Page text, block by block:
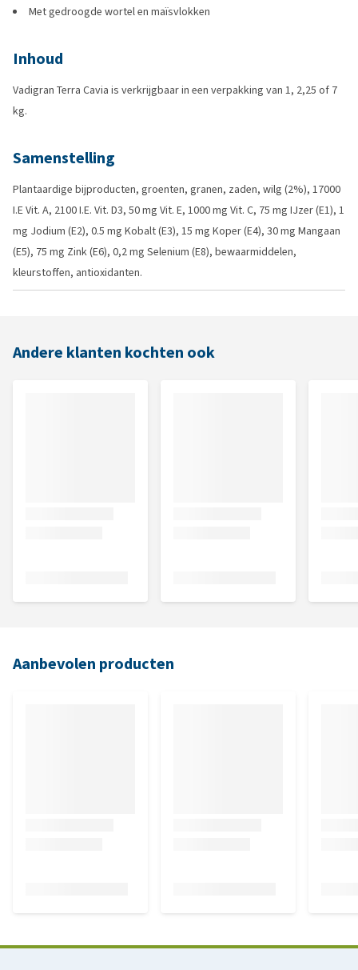
Met gedroogde wortel en maïsvlokken
Inhoud
Vadigran Terra Cavia is verkrijgbaar in een verpakking van 1, 2,25 of 7
kg.
Samenstelling
Plantaardige bijproducten, groenten, granen, zaden, wilg (2%), 17000
I.E Vit. A, 2100 I.E. Vit. D3, 50 mg Vit. E, 1000 mg Vit. C, 75 mg IJzer (E1), 1
mg Jodium (E2), 0.5 mg Kobalt (E3), 15 mg Koper (E4), 30 mg Mangaan
(E5), 75 mg Zink (E6), 0,2 mg Selenium (E8), bewaarmiddelen,
kleurstoffen, antioxidanten.
Andere klanten kochten ook
Aanbevolen producten